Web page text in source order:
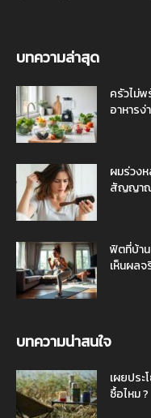
บทความล่าสุด
ครัวไม่
อาหาร
ผมร่วง
สัญญาณ
ฟิตที่บ้า
เห็นผลจ
บทความน่าสนใจ
เผยประ
ซื้อไหม ?